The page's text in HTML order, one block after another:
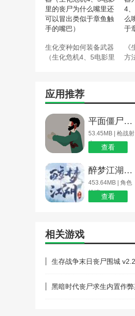
生化变种如何装备武器
（生化危机4、5电影里
方
应用推荐
平面僵尸防御
53.45MB | 枪战射
击
查看
醉梦江湖内置修改器版
453.64MB | 角色
扮演查看
相关游戏
生存战争末日丧尸围城
黑暗时代丧尸求生内置作